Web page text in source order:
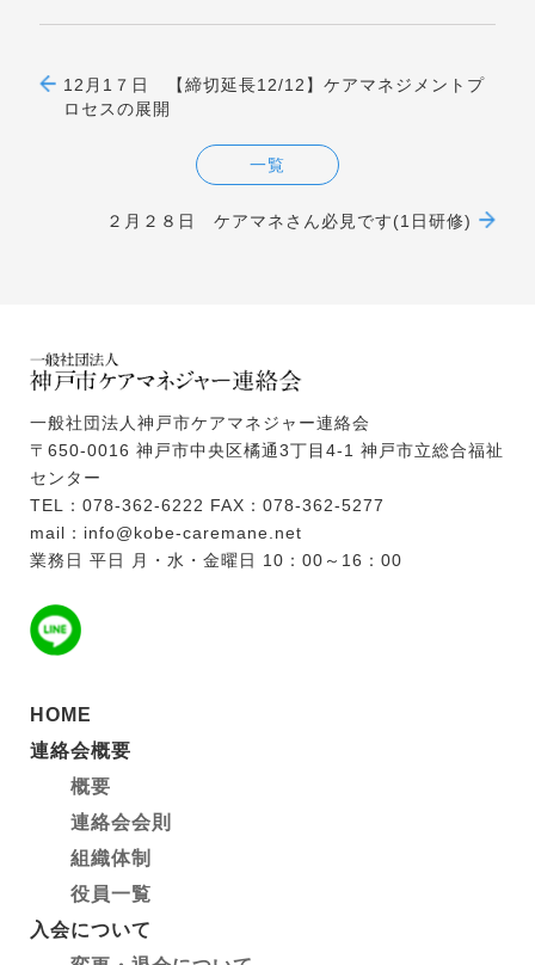
12月1７日 【締切延長12/12】ケアマネジメントプ
ロセスの展開
一覧
２月２８日 ケアマネさん必見です(1日研修)
一般社団法人神戸市ケアマネジャー連絡会
〒650-0016 神戸市中央区橘通3丁目4-1 神戸市立総合福祉
センター
TEL：078-362-6222 FAX：078-362-5277
mail：info@kobe-caremane.net
業務日 平日 月・水・金曜日 10：00～16：00
HOME
連絡会概要
概要
連絡会会則
組織体制
役員一覧
入会について